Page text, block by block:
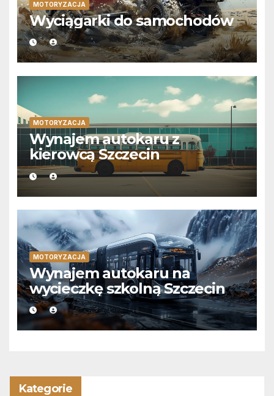
MOTORYZACJA
Wyciągarki do samochodów
MOTORYZACJA
Wynajem autokaru z
kierowcą Szczecin
MOTORYZACJA
Wynajem autokaru na
wycieczkę szkolną Szczecin
Kategorie